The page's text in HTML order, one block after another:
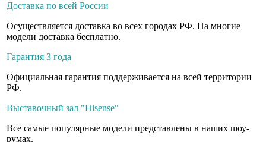
Доставка по всей России
Осуществляется доставка во всех городах РФ. На многие
модели доставка бесплатно.
Гарантия 3 года
Официальная гарантия поддерживается на всей территории
РФ.
Выставочный зал "Hisense"
Все самые популярные модели представлены в наших шоу-
румах.